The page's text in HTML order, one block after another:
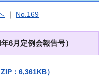
｜ No.169
6月定例会報告号）
：6,361KB）